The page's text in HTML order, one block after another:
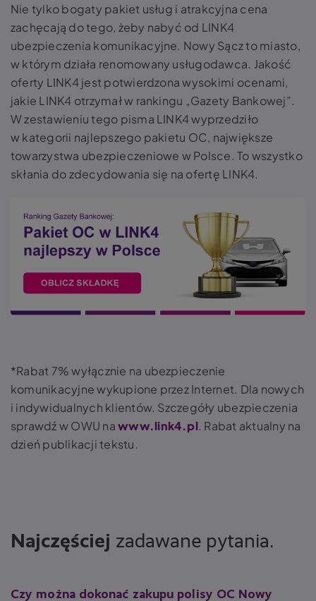
Nie tylko bogaty pakiet usług i atrakcyjna cena
zachęcają do tego, żeby nabyć od LINK4
ubezpieczenia komunikacyjne. Nowy Sącz to miasto,
w którym działa renomowany usługodawca. Jakość
oferty LINK4 jest potwierdzona wysokimi ocenami,
jakie LINK4 otrzymał w rankingu „Gazety Bankowej”.
W zestawieniu tego pisma LINK4 wyprzedziło
w kategorii najlepszego pakietu OC, największe
towarzystwa ubezpieczeniowe w Polsce. To wszystko
skłania do zdecydowania się na ofertę LINK4.
*Rabat 7% wyłącznie na ubezpieczenie
komunikacyjne wykupione przez Internet. Dla nowych
i indywidualnych klientów. Szczegóły ubezpieczenia
sprawdź w OWU nawww.link4.pl. Rabat aktualny na
dzień publikacji tekstu.
Najczęściej zadawane pytania.
Czy można dokonać zakupu polisy OC Nowy